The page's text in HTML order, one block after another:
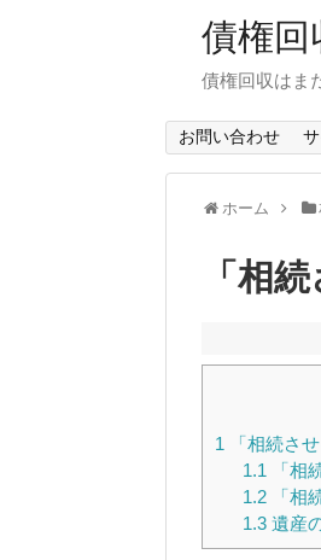
債権回
債権回収はま
お問い合わせ
ホーム
「相
1 「相続さ
1.1 「相
1.2「相
1.3遺産